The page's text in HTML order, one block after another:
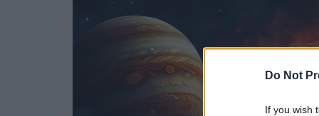
Do Not
If you wish